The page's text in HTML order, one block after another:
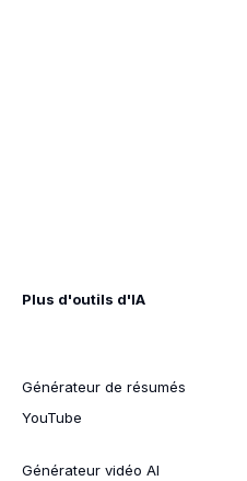
Plus d'outils d'IA
Générateur de résumés
YouTube
Générateur vidéo AI